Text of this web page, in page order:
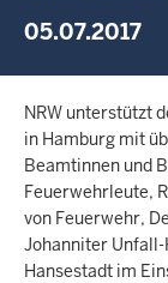
05.07.2017
NRW unterstützt
in Hamburg mit
Beamtinnen und
Feuerwehrleute,
von Feuerwehr,
Johanniter
Hansestadt im